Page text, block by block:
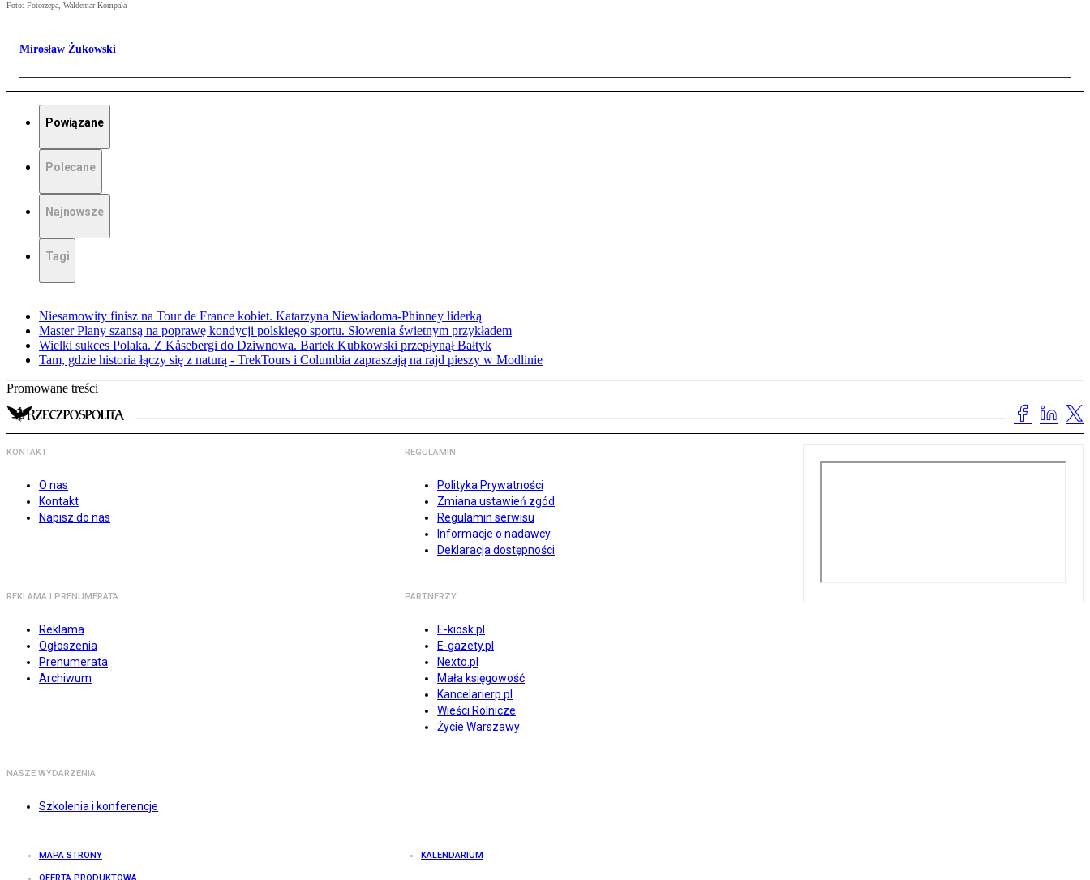
Foto: Fotorzepa, Waldemar Kompała
Mirosław Żukowski
Powiązane
Polecane
Najnowsze
Tagi
Niesamowity finisz na Tour de France kobiet. Katarzyna Niewiadoma-Phinney liderką
Master Plany szansą na poprawę kondycji polskiego sportu. Słowenia świetnym przykładem
Wielki sukces Polaka. Z Kåsebergi do Dziwnowa. Bartek Kubkowski przepłynął Bałtyk
Tam, gdzie historia łączy się z naturą - TrekTours i Columbia zapraszają na rajd pieszy w Modlinie
Promowane treści
KONTAKT
O nas
Kontakt
Napisz do nas
REGULAMIN
Polityka Prywatności
Zmiana ustawień zgód
Regulamin serwisu
Informacje o nadawcy
Deklaracja dostępności
REKLAMA I PRENUMERATA
Reklama
Ogłoszenia
Prenumerata
Archiwum
PARTNERZY
E-kiosk.pl
E-gazety.pl
Nexto.pl
Mała księgowość
Kancelarierp.pl
Wieści Rolnicze
Życie Warszawy
NASZE WYDARZENIA
Szkolenia i konferencje
MAPA STRONY KALENDARIUM